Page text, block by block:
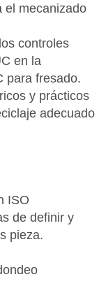
el mecanizado
controles
en la
para fresado.
y prácticos
adecuado
ISO
de definir y
pieza.